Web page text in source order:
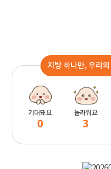
지방 하나만, 우리
기대돼요
0
놀라워요
3